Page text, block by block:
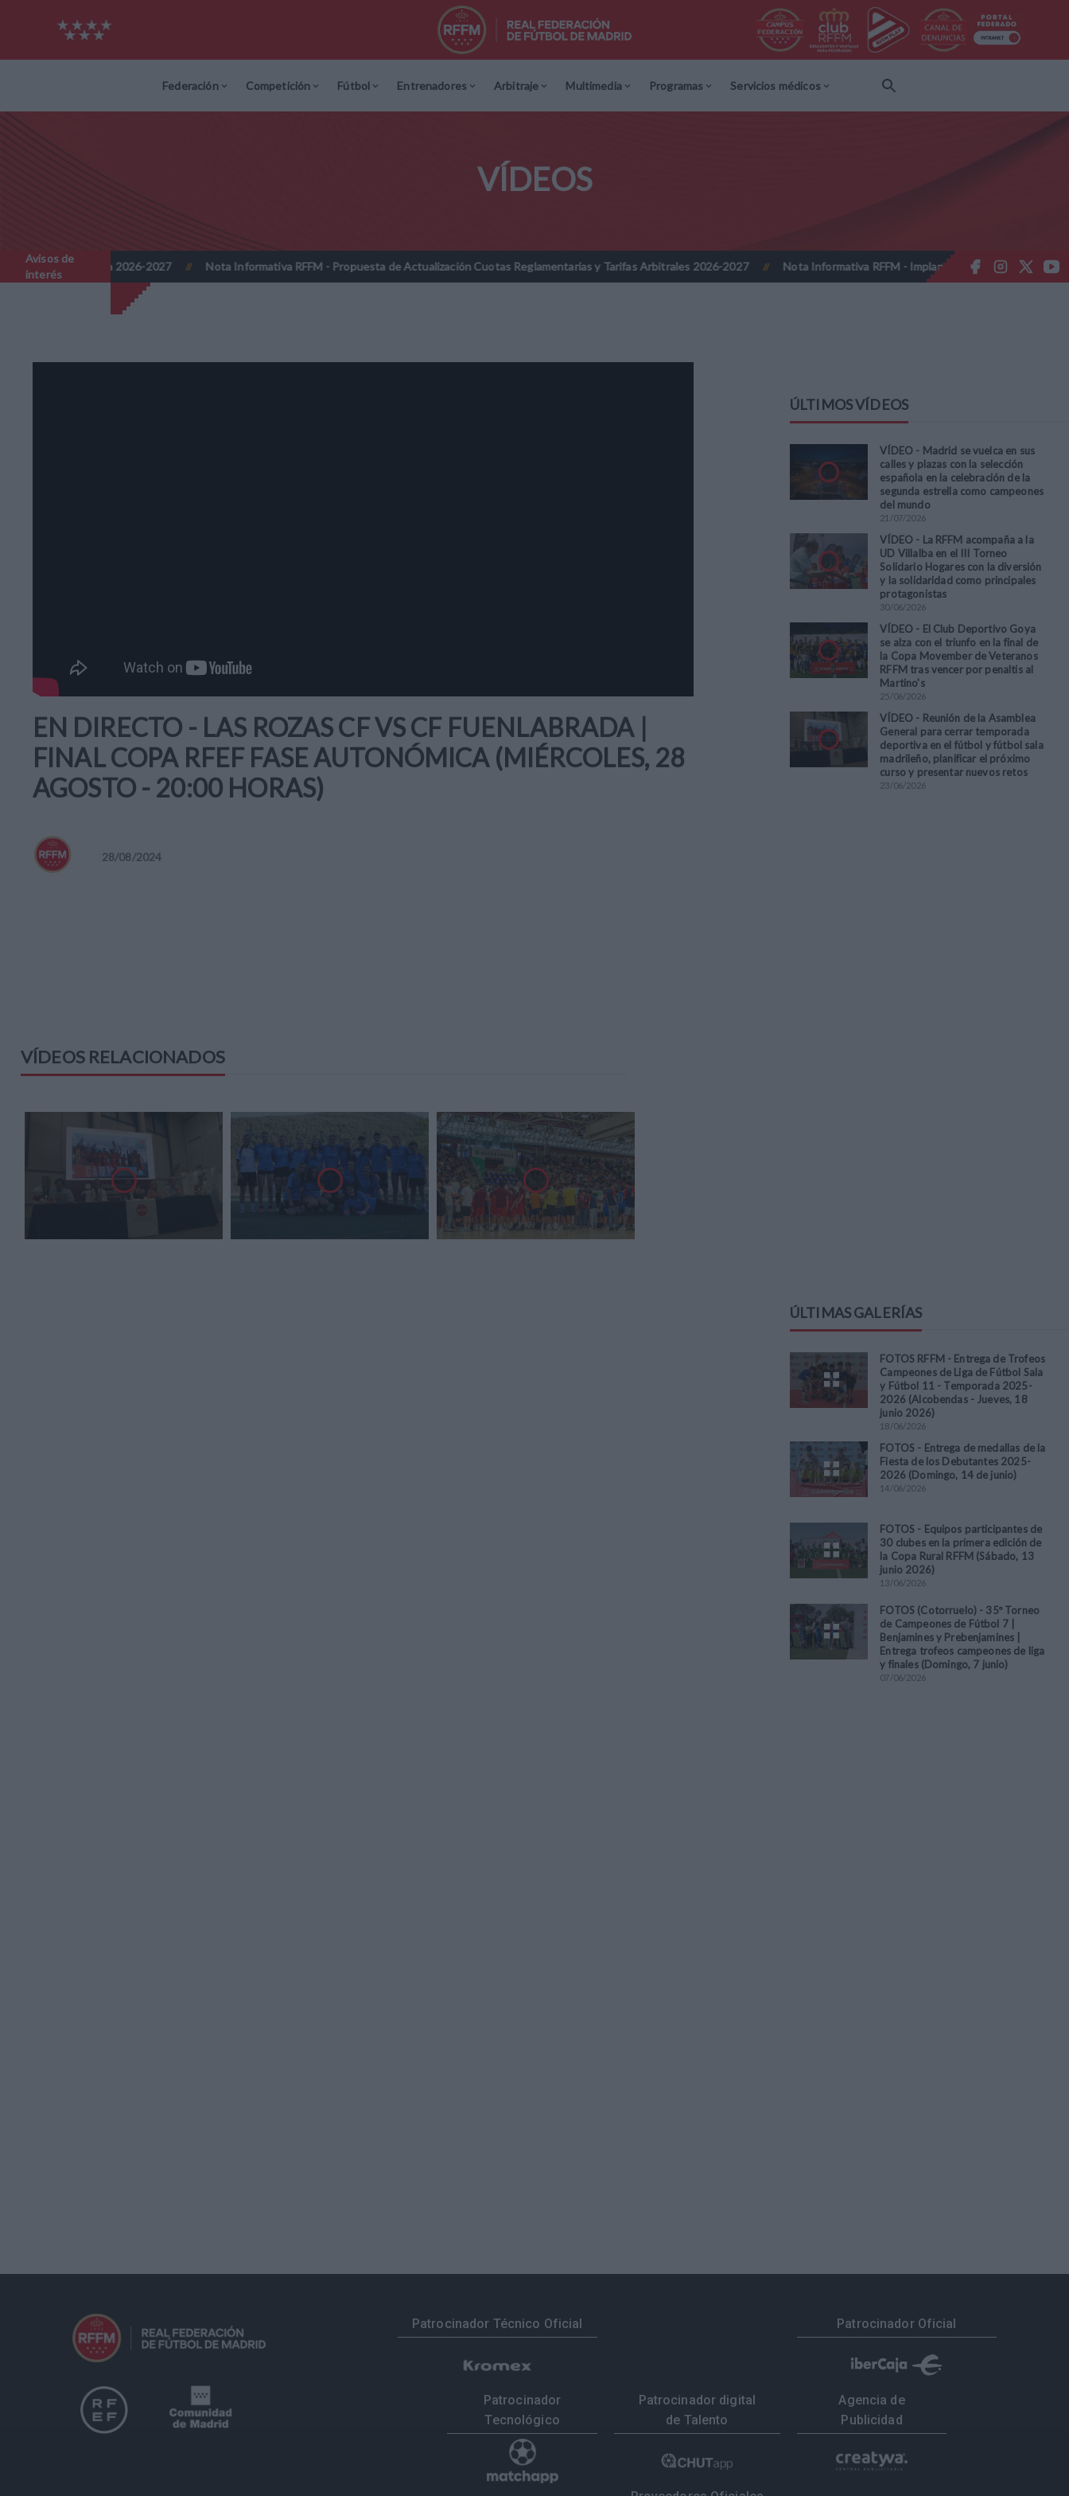
Federación Competición Fútbol Entrenadores Arbitraje Multimedia Programas Servicios médicos
VÍDEOS
Avisos de
interés
2026-2027 // Nota Informativa RFFM - Propuesta de Actualización Cuotas Reglamentarias y Tarifas Arbitrales 2026-2027 // Nota Informativa RFFM - Implantación de la firma online
EN DIRECTO - LAS ROZAS CF VS CF FUENLABRADA |
FINAL COPA RFEF FASE AUTONÓMICA (MIÉRCOLES, 28
AGOSTO - 20:00 HORAS)
28/08/2024
VÍDEOS RELACIONADOS
ÚLTIMOS VÍDEOS
VÍDEO - Madrid se vuelca en sus
calles y plazas con la selección
española en la celebración de la
segunda estrella como campeones
del mundo
21 /07/2026
VÍDEO - La RFFM acompaña a la
UD Villalba en el III Torneo
Solidario Hogares con la diversión
y la solidaridad como principales
protagonistas
30/06/2026
VÍDEO - El Club Deportivo Goya
se alza con el triunfo en la final de
la Copa Movember de Veteranos
RFFM tras vencer por penaltis al
Martino's
25/06/2026
VÍDEO - Reunión de la Asamblea
General para cerrar temporada
deportiva en el fútbol y fútbol sala
madrileño, planificar el próximo
curso y presentar nuevos retos
23/06/2026
ÚLTIMAS GALERÍAS
FOTOS RFFM - Entrega de Trofeos
Campeones de Liga de Fútbol Sala
y Fútbol 11 - Temporada 2025-
2026 (Alcobendas - Jueves, 18
junio 2026)
18/06/2026
FOTOS - Entrega de medallas de la
Fiesta de los Debutantes 2025-
2026 (Domingo, 14 de junio)
14/06/2026
FOTOS - Equipos participantes de
30 clubes en la primera edición de
la Copa Rural RFFM (Sábado, 13
junio 2026)
13/06/2026
FOTOS (Cotorruelo) - 35º Torneo
de Campeones de Fútbol 7 |
Benjamines y Prebenjamines |
Entrega trofeos campeones de liga
y finales (Domingo, 7 junio)
07/06/2026
Patrocinador Técnico Oficial Patrocinador Oficial
Patrocinador
Tecnológico
Patrocinador digital
de Talento
Agencia de
Publicidad